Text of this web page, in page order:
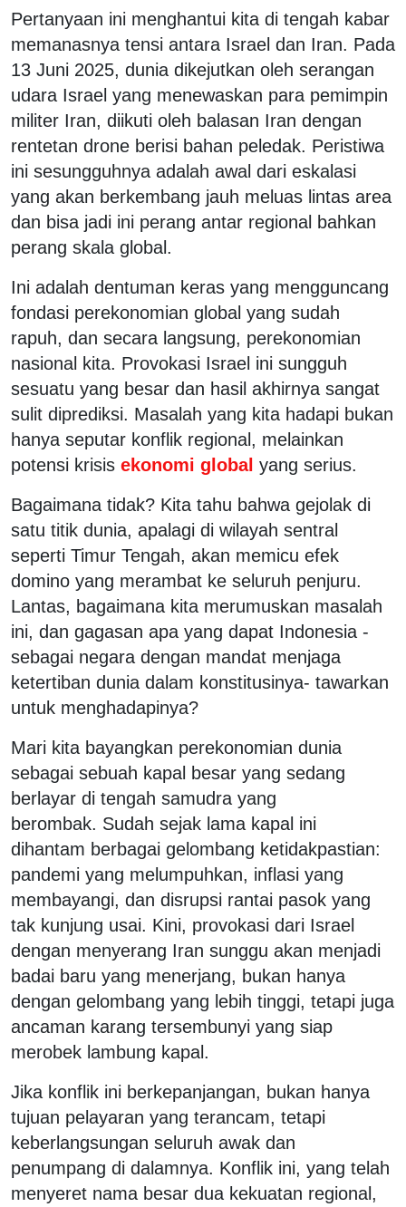
Pertanyaan ini menghantui kita di tengah kabar
memanasnya tensi antara Israel dan Iran. Pada
13 Juni 2025, dunia dikejutkan oleh serangan
udara Israel yang menewaskan para pemimpin
militer Iran, diikuti oleh balasan Iran dengan
rentetan drone berisi bahan peledak. Peristiwa
ini sesungguhnya adalah awal dari eskalasi
yang akan berkembang jauh meluas lintas area
dan bisa jadi ini perang antar regional bahkan
perang skala global.
Ini adalah dentuman keras yang mengguncang
fondasi perekonomian global yang sudah
rapuh, dan secara langsung, perekonomian
nasional kita. Provokasi Israel ini sungguh
sesuatu yang besar dan hasil akhirnya sangat
sulit diprediksi. Masalah yang kita hadapi bukan
hanya seputar konflik regional, melainkan
potensi krisis ekonomi global yang serius.
Bagaimana tidak? Kita tahu bahwa gejolak di
satu titik dunia, apalagi di wilayah sentral
seperti Timur Tengah, akan memicu efek
domino yang merambat ke seluruh penjuru.
Lantas, bagaimana kita merumuskan masalah
ini, dan gagasan apa yang dapat Indonesia -
sebagai negara dengan mandat menjaga
ketertiban dunia dalam konstitusinya- tawarkan
untuk menghadapinya?
Mari kita bayangkan perekonomian dunia
sebagai sebuah kapal besar yang sedang
berlayar di tengah samudra yang
berombak. Sudah sejak lama kapal ini
dihantam berbagai gelombang ketidakpastian:
pandemi yang melumpuhkan, inflasi yang
membayangi, dan disrupsi rantai pasok yang
tak kunjung usai. Kini, provokasi dari Israel
dengan menyerang Iran sunggu akan menjadi
badai baru yang menerjang, bukan hanya
dengan gelombang yang lebih tinggi, tetapi juga
ancaman karang tersembunyi yang siap
merobek lambung kapal.
Jika konflik ini berkepanjangan, bukan hanya
tujuan pelayaran yang terancam, tetapi
keberlangsungan seluruh awak dan
penumpang di dalamnya. Konflik ini, yang telah
menyeret nama besar dua kekuatan regional,